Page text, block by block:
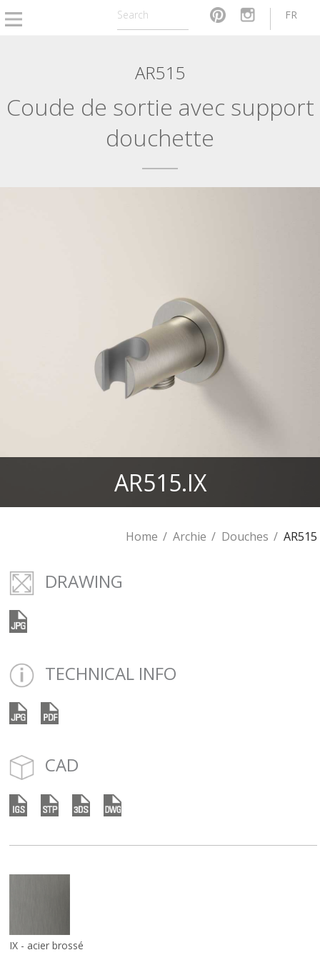
FR
AR515
Coude de sortie avec support
douchette
AR515.IX
Home Archie Douches AR515
DRAWING
TECHNICAL INFO
CAD
IX - acier brossé